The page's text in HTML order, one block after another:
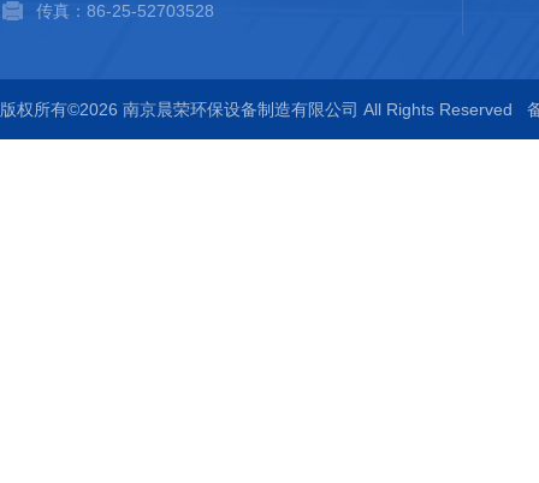
传真：86-25-52703528
版权所有©2026 南京晨荣环保设备制造有限公司 All Rights Reserved